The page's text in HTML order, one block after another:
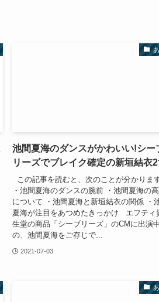
池間夏海のダンスがかわいい!シー
リーズでブレイク確定の新垣結衣
この記事を読むと、次のことが分かります
・池間夏海のダンスの腕前 ・池間夏海の
について ・池間夏海と新垣結衣の関係 ・
夏海が注目をあつめたきっかけ エフティ
生堂の商品「シーブリーズ」のCMに出演
の、池間夏海をご存じで...
2021-07-03